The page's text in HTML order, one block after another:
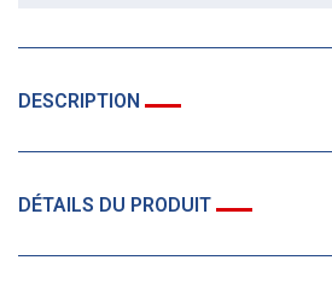
DESCRIPTION
DÉTAILS DU PRODUIT